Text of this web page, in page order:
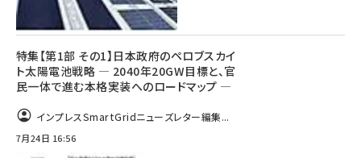
特集【第1部 その1】日本政府のペロブスカイ
ト太陽電池戦略 ― 2040年20GW目標と、官
民一体で進む本格実装へのロードマップ ―
インプレスSmartGridニューズレター編集...
7月24日 16:56